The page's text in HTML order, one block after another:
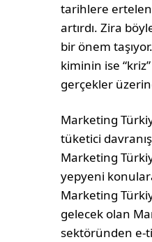
tarihlere
artırdı. Zira
bir önem
kiminin ise
gerçekler
Marketing
tüketici
Marketing
yepyeni
Marketing
gelecek olan
sektöründen e-